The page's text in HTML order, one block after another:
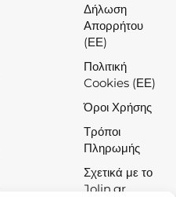
Δήλωση
Απορρήτου
(ΕΕ)
Πολιτική
Cookies (ΕΕ)
Όροι Χρήσης
Τρόποι
Πληρωμής
Σχετικά με το
Jolin.gr